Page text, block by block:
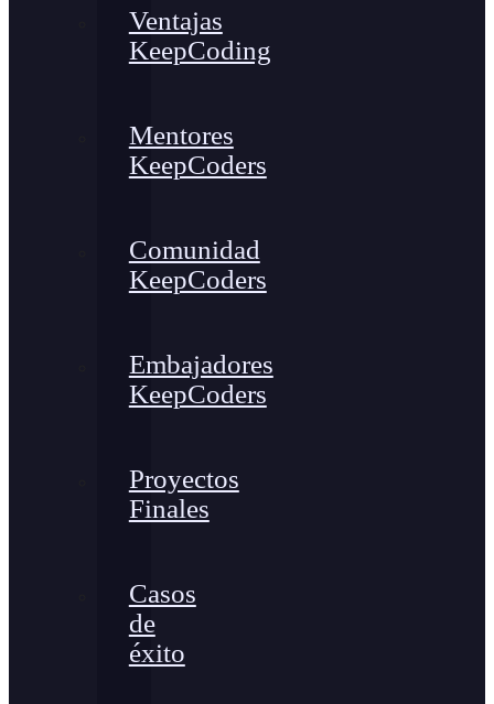
Ventajas
KeepCoding
Mentores
KeepCoders
Comunidad
KeepCoders
Embajadores
KeepCoders
Proyectos
Finales
Casos
de
éxito